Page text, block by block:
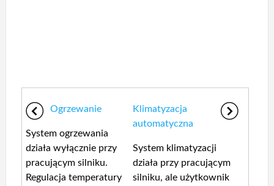
Ogrzewanie
System ogrzewania
działa wyłącznie przy
pracującym silniku.
Regulacja temperatury
Klimatyzacja
automatyczna
System klimatyzacji
działa przy pracującym
silniku, ale użytkownik